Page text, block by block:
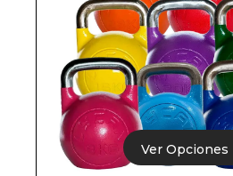
Ver Opciones
Ver Opciones